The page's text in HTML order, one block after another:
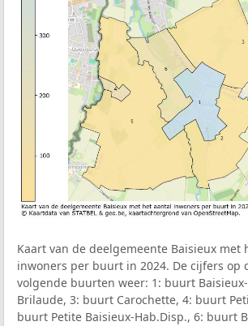
Kaart van de deelgemeente Baisieux met
inwoners per buurt in 2024. De cijfers op
volgende buurten weer: 1: buurt
Brilaude, 3: buurt Carochette, 4: buurt
buurt Petite Baisieux-Hab.Disp., 6: buurt